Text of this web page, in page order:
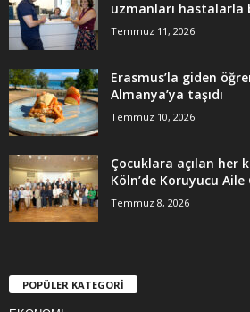
uzmanları hastalarla
Temmuz 11, 2026
Erasmus’la giden
Almanya’ya taşıdı
Temmuz 10, 2026
Çocuklara açılan her
Köln’de Koruyucu Aile
Temmuz 8, 2026
POPÜLER KATEGORİ